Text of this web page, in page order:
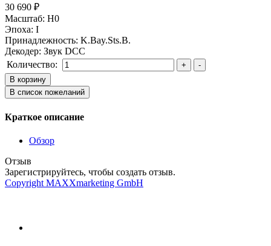
30 690 ₽
Масштаб: H0
Эпоха: I
Принадлежность: K.Bay.Sts.B.
Декодер: Звук DCC
Количество:
Краткое описание
Обзор
Отзыв
Зарегистрируйтесь, чтобы создать отзыв.
Copyright MAXXmarketing GmbH